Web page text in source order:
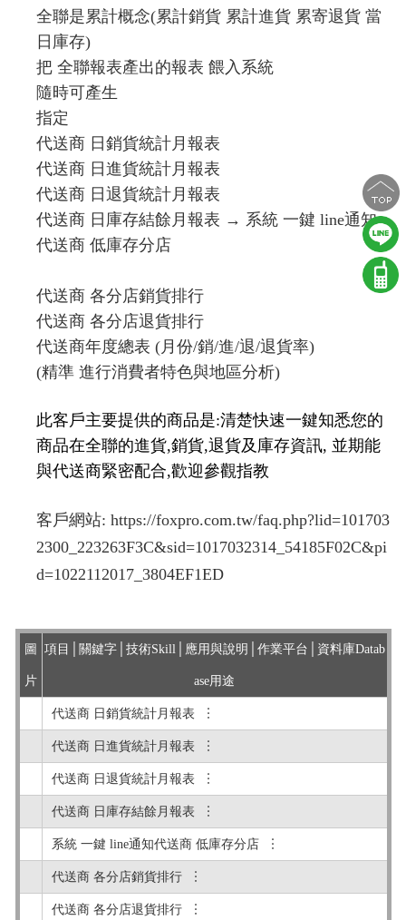
全聯是累計概念(累計銷貨 累計進貨 累寄退貨 當
日庫存)
把 全聯報表產出的報表 餵入系統
隨時可產生
指定
代送商 日銷貨統計月報表
代送商 日進貨統計月報表
代送商 日退貨統計月報表
代送商 日庫存結餘月報表 → 系統 一鍵 line通知
代送商 低庫存分店
代送商 各分店銷貨排行
代送商 各分店退貨排行
代送商年度總表 (月份/銷/進/退/退貨率)
(精準 進行消費者特色與地區分析)
此客戶主要提供的商品是:清楚快速一鍵知悉您的
商品在全聯的進貨,銷貨,退貨及庫存資訊, 並期能
與代送商緊密配合,歡迎參觀指教
客戶網站: https://foxpro.com.tw/faq.php?lid=101703
2300_223263F3C&sid=1017032314_54185F02C&pi
d=1022112017_3804EF1ED
圖
片
項目│關鍵字│技術Skill│應用與說明│作業平台│資料庫Datab
ase用途
代送商 日銷貨統計月報表 ︙
代送商 日進貨統計月報表 ︙
代送商 日退貨統計月報表 ︙
代送商 日庫存結餘月報表 ︙
系統 一鍵 line通知代送商 低庫存分店 ︙
代送商 各分店銷貨排行 ︙
代送商 各分店退貨排行 ︙